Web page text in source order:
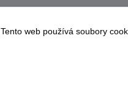
Tento web používá soubory